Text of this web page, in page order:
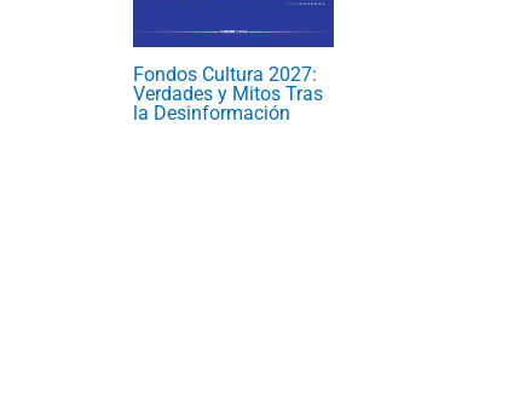
Fondos Cultura 2027:
Verdades y Mitos Tras
la Desinformación